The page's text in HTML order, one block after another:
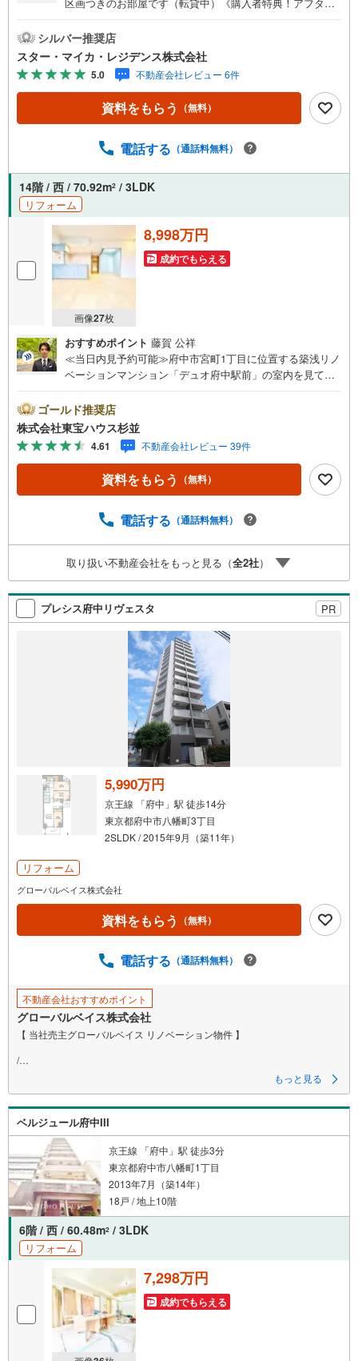
だいた限定で、給排水設備・水廻りなどのアフターサービ
ス期間を“2年→最長10年”に延長いたします。詳細はお問い
合わせください。※本特典は、予告なく変更または終了する
場合がございます。【弊社について】弊社は、スター・マ
イカ・ホールディングス（東証プライム上場）のグループ
会社です。【営業時間 9:30～18:30】定休日:火・水・祝
集中するため、お早めにお電話ください。上記時間はお電
ンペーン対象店舗----当店で物件を成約するとPayPayボー
ナスがもらえる「Yahoo！不動産物件ご成約キャンペー
ン」の対象になります。
シルバー推奨店
スター・マイカ・レジデンス株式会社
5.0 不動産会社レビュー 6件
資料をもらう （無料）
電話する （通話料無料）
14階 / 西 / 70.92m2 / 3LDK
リフォーム
画像27枚
8,998万円
成約でもらえる
おすすめポイント 藤賀 公祥
≪当日内見予約可能≫府中市宮町1丁目に位置する築浅リノ
ベーションマンション「デュオ府中駅前」の室内を見てき
ら歩いてわずか3分という、将来までの高い資産価値を約束
されたの駅近立地です。駅前の大型商業施設や利便施設を
日常の足元に使いこなせる快適なフットワークが魅力で
す。建物内に入ると、都心の高級レジデンスを思わせるダ
ブルオートロックシステムが採用されており、強固な防犯
体制に包まれています。エレベーターを降りると、外部の
っており、プライバシーへの配慮もです。お部屋は14階建
い角部屋という、マンション内でも滅多に出回らない最上
級のプレミアムシート。遮るもののない抜けるような素晴
らしいパノラマ眺望を独占できます。
ゴールド推奨店
株式会社東宝ハウス杉並
4.61 不動産会社レビュー 39件
資料をもらう （無料）
電話する （通話料無料）
取り扱い不動産会社をもっと見る（全2社）
プレシス府中リヴェスタ PR
5,990万円
京王線 「府中」駅 徒歩14分
東京都府中市八幡町3丁目
2SLDK / 2015年9月（築11年）
リフォーム
グローバルベイス株式会社
資料をもらう （無料）
電話する （通話料無料）
不動産会社おすすめポイント
グローバルベイス株式会社
【 当社売主グローバルベイス リノベーション物件 】
/
穏やかな街で、家族の未来を育む。
のびやかで心満たされる毎日を、この私邸で。
【 おすすめポイント 】
～～～～～～～～～～
■徒歩10分圏内にスーパーやコンビニなどがあり、住環境良好
■東南角部屋
■陽当たり・通風良好
■ワンフロア2世帯のプライバシー性の高い設計
■キッチンにも窓あり
■収納豊富なWIC・SIC付き
■約5.6帖のサービスルーム（納戸）
■管理体制良好
■2匹までペット飼育可（規約有）
-Daigasグループの当社グローバルベイス-
リノベーションマンション累計6000戸の供給実績！
多くの物件調達・リノベーション実績で培ったノウハウがございます。
もっと見る
ベルジュール府中III
京王線 「府中」駅 徒歩3分
東京都府中市八幡町1丁目
2013年7月（築14年）
18戸 / 地上10階
6階 / 西 / 60.48m2 / 3LDK
リフォーム
7,298万円
成約でもらえる